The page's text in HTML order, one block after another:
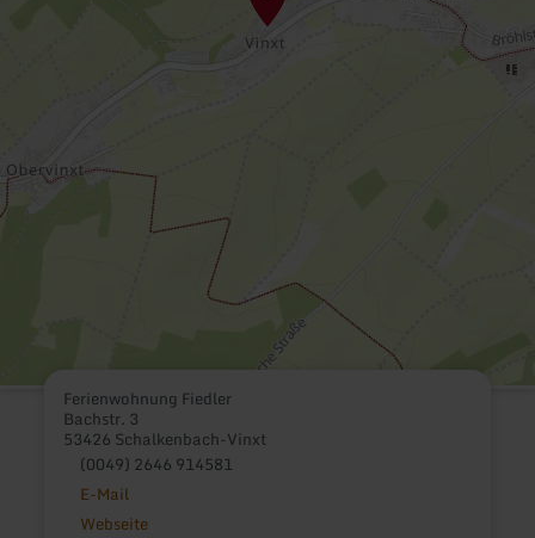
Ferienwohnung Fiedler
Bachstr. 3
53426 Schalkenbach-Vinxt
(0049) 2646 914581
E-Mail
Webseite